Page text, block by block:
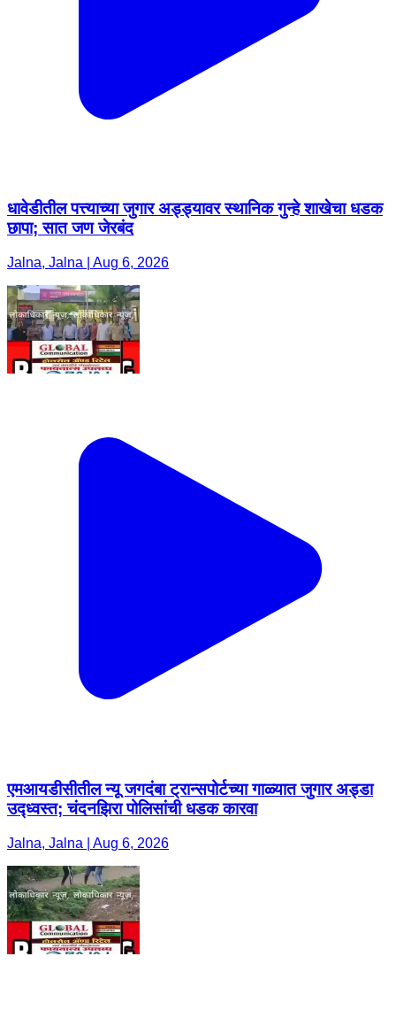
धावेडीतील पत्त्याच्या जुगार अड्ड्यावर स्थानिक गुन्हे शाखेचा धडक
छापा; सात जण जेरबंद
Jalna, Jalna | Aug 6, 2026
एमआयडीसीतील न्यू जगदंबा ट्रान्सपोर्टच्या गाळ्यात जुगार अड्डा
उद्ध्वस्त; चंदनझिरा पोलिसांची धडक कारवा
Jalna, Jalna | Aug 6, 2026